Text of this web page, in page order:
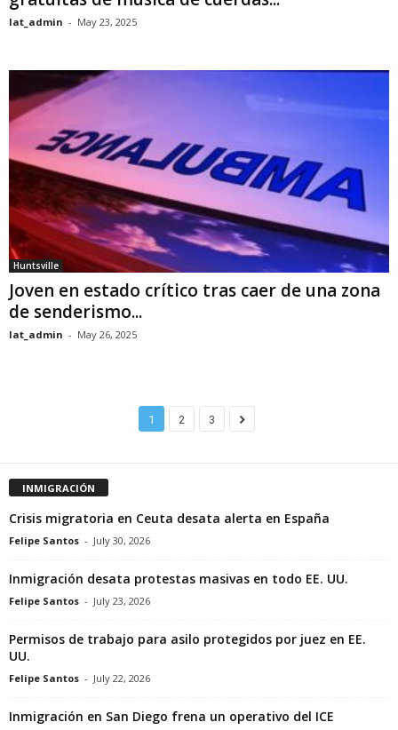
lat_admin - May 23, 2025
Huntsville
Joven en estado crítico tras caer de una zona
de senderismo...
lat_admin - May 26, 2025
1 2 3
INMIGRACIÓN
Crisis migratoria en Ceuta desata alerta en España
Felipe Santos - July 30, 2026
Inmigración desata protestas masivas en todo EE. UU.
Felipe Santos - July 23, 2026
Permisos de trabajo para asilo protegidos por juez en EE.
UU.
Felipe Santos - July 22, 2026
Inmigración en San Diego frena un operativo del ICE